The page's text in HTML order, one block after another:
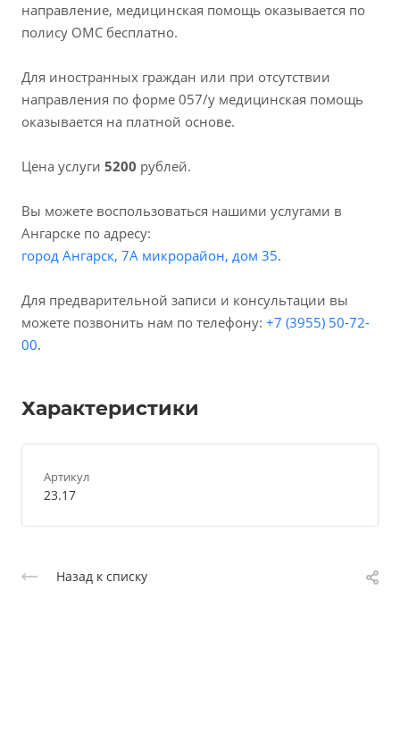
направление, медицинская помощь оказывается по
полису ОМС бесплатно.
Для иностранных граждан или при отсутствии
направления по форме 057/у медицинская помощь
оказывается на платной основе.
Цена услуги 5200 рублей.
Вы можете воспользоваться нашими услугами в
Ангарске по адресу:
город Ангарск, 7А микрорайон, дом 35.
Для предварительной записи и консультации вы
можете позвонить нам по телефону: +7 (3955) 50-72-
00.
Характеристики
Артикул
23.17
Назад к списку